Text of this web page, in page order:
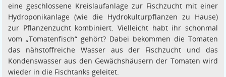
eine geschlossene Kreislaufanlage zur Fischzucht mit einer
Hydroponikanlage (wie die Hydrokulturpflanzen zu Hause)
zur Pflanzenzucht kombiniert. Vielleicht habt ihr schonmal
vom „Tomatenfisch“ gehört? Dabei bekommen die Tomaten
das nähstoffreiche Wasser aus der Fischzucht und das
Kondenswasser aus den Gewächshäusern der Tomaten wird
wieder in die Fischtanks geleitet.